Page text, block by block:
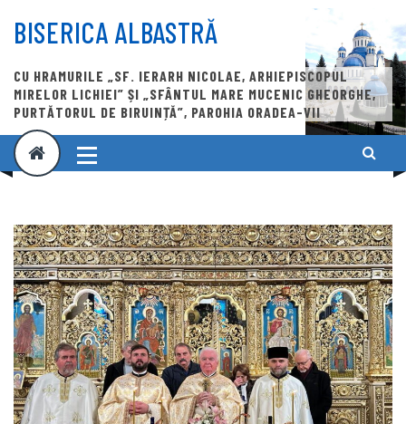
content
BISERICA ALBASTRĂ
CU HRAMURILE „SF. IERARH NICOLAE, ARHIEPISCOPUL
MIRELOR LICHIEI” ȘI „SFÂNTUL MARE MUCENIC GHEORGHE,
PURTĂTORUL DE BIRUINȚĂ”, PAROHIA ORADEA-VII